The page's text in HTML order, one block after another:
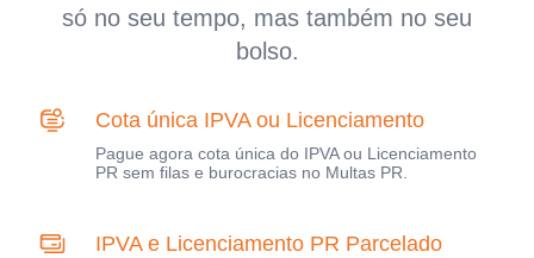
só no seu tempo, mas também no seu
bolso.
Cota única IPVA ou Licenciamento
Pague agora cota única do IPVA ou Licenciamento
PR sem filas e burocracias no Multas PR.
IPVA e Licenciamento PR Parcelado